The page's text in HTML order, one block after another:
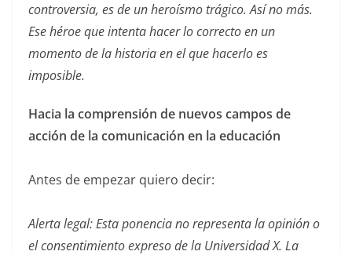
controversia, es de un heroísmo trágico. Así no más.
Ese héroe que intenta hacer lo correcto en un
momento de la historia en el que hacerlo es
imposible.
Hacia la comprensión de nuevos campos de
acción de la comunicación en la educación
Antes de empezar quiero decir:
Alerta legal: Esta ponencia no representa la opinión o
el consentimiento expreso de la Universidad X. La